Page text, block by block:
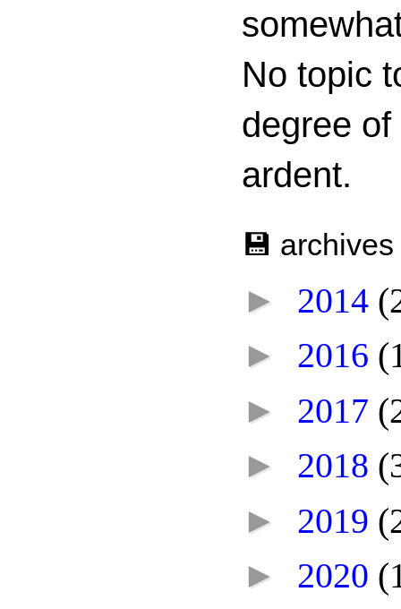
No topic
degree
ardent.
💾 archives
► 2014
► 2016
► 2017
► 2018
► 2019
► 2020